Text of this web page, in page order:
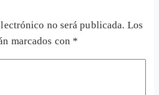
no será publicada. Los
marcados con *